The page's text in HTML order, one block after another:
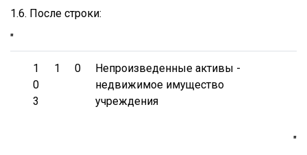
1.6. После строки:
"
1
0
3
1 0
Непроизведенные активы -
недвижимое имущество
учреждения
"